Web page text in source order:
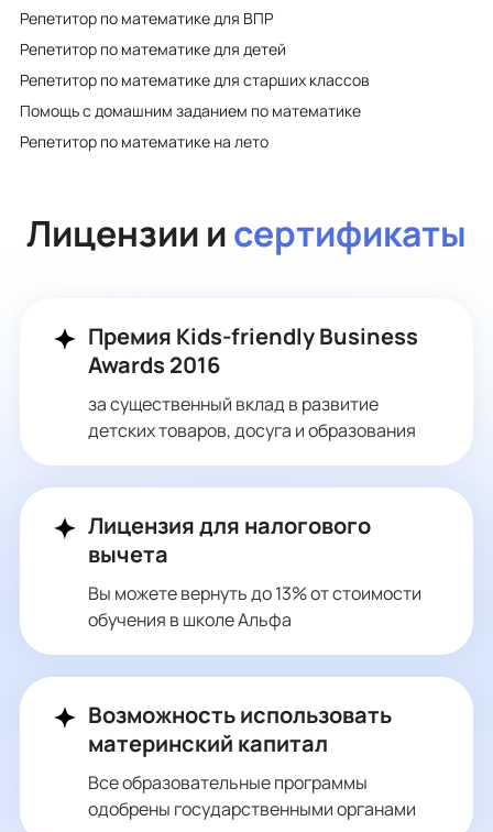
Репетитор по математике для ВПР
Репетитор по математике для детей
Репетитор по математике для старших классов
Помощь с домашним заданием по математике
Репетитор по математике на лето
Лицензии исертификаты
Премия Kids-friendly Business
Awards 2016
за существенный вклад в развитие
детских товаров, досуга и образования
Лицензия для налогового
вычета
Вы можете вернуть до 13% от стоимости
обучения в школе Альфа
Возможность использовать
материнский капитал
Все образовательные программы
одобрены государственными органами